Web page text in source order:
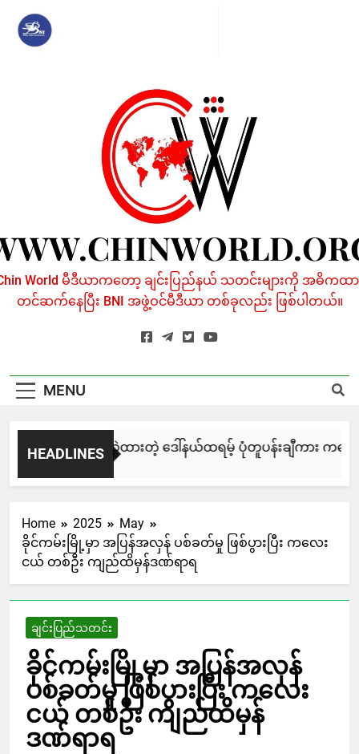
content
World မီဒီယာကတော့ ချင်းပြည်နယ် သတင်းများကို အဓိကထာ
တင်ဆက်နေပြီး BNI အဖွဲ့ဝင်မီဒီယာ တစ်ခုလည်း ဖြစ်ပါတယ်။
MENU
HEADLINES
မြင်းချေးနဲ့ ရေးဆွဲထားတဲ့ ဒေါ်နယ်ထရမ့် ပုံတူပန်းချီကား ကနေဒ
2 Days Ago
Home 2025
May
ခိုင်ကမ်းမြို့မှာ အပြန်အလှန် ပစ်ခတ်မှု ဖြစ်ပွားပြီး ကလေး
ငယ် တစ်ဦး ကျည်ထိမှန်ဒဏ်ရာရ
ချင်းပြည်သတင်း
ခိုင်ကမ်းမြို့မှာ အပြန်အလှန်
ပစ်ခတ်မှု ဖြစ်ပွားပြီး ကလေး
ငယ် တစ်ဦး ကျည်ထိမှန်
ဒဏ်ရာရ